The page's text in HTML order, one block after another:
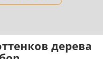
дерева